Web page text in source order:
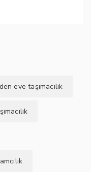
eve taşımacılık